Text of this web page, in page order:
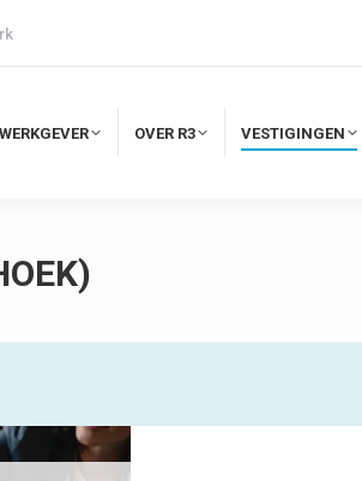
WERKGEVER OVER R3 VESTIGINGEN